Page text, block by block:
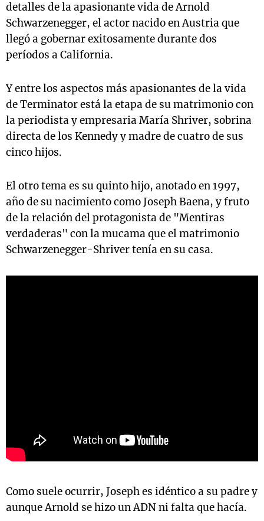
detalles de la apasionante vida de Arnold
Schwarzenegger, el actor nacido en Austria que
llegó a gobernar exitosamente durante dos
períodos a California.
Y entre los aspectos más apasionantes de la vida
de Terminator está la etapa de su matrimonio con
la periodista y empresaria María Shriver, sobrina
directa de los Kennedy y madre de cuatro de sus
cinco hijos.
El otro tema es su quinto hijo, anotado en 1997,
año de su nacimiento como Joseph Baena, y fruto
de la relación del protagonista de "Mentiras
verdaderas" con la mucama que el matrimonio
Schwarzenegger-Shriver tenía en su casa.
Como suele ocurrir, Joseph es idéntico a su padre y
aunque Arnold se hizo un ADN ni falta que hacía.